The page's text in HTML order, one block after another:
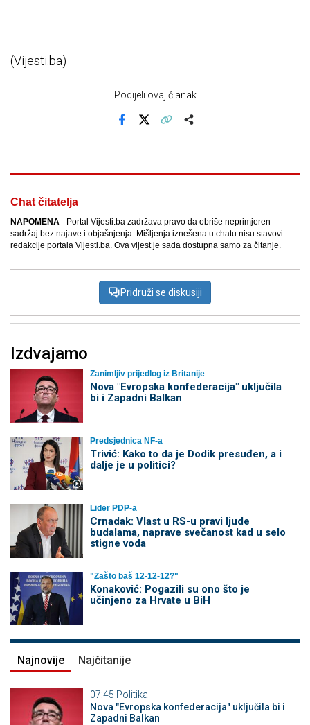
(Vijesti.ba)
Podijeli ovaj članak
Chat čitatelja
NAPOMENA - Portal Vijesti.ba zadržava pravo da obriše neprimjeren
sadržaj bez najave i objašnjenja. Mišljenja iznešena u chatu nisu stavovi
redakcije portala Vijesti.ba. Ova vijest je sada dostupna samo za čitanje.
Pridruži se diskusiji
Izdvajamo
Zanimljiv prijedlog iz Britanije
Nova "Evropska konfederacija" uključila
bi i Zapadni Balkan
Predsjednica NF-a
Trivić: Kako to da je Dodik presuđen, a i
dalje je u politici?
Lider PDP-a
Crnadak: Vlast u RS-u pravi ljude
budalama, naprave svečanost kad u selo
stigne voda
"Zašto baš 12-12-12?"
Konaković: Pogazili su ono što je
učinjeno za Hrvate u BiH
Najnovije Najčitanije
07:45 Politika
Nova "Evropska konfederacija" uključila bi i
Zapadni Balkan